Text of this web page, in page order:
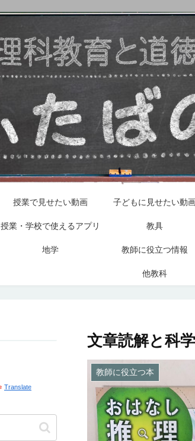
授業で見せたい動画 子どもに見せたい動
授業・学校で使えるアプリ 教具
地学 教師に役立つ情報
他教科
文章読解と科
教師に役立つ本
Translate